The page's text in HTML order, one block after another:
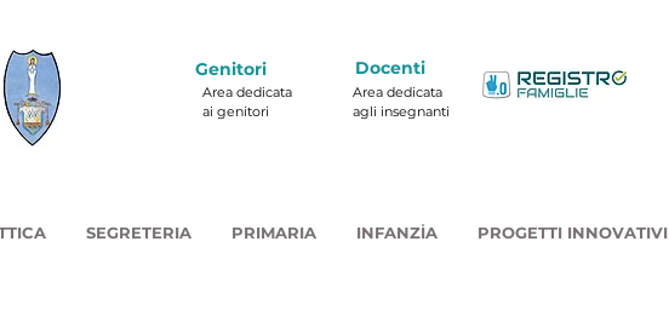
Area dedicata
ai genitori
Genitori Docenti
Area dedicata
agli insegnanti
SEGRETERIA PRIMARIA INFANZIA PROGETTI INNOVATIVI